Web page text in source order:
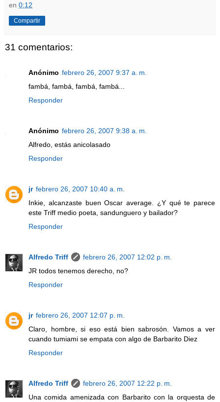
en 0:12
Compartir
31 comentarios:
Anónimo febrero 26, 2007 9:37 a. m.
fambá, fambá, fambá, fambá...
Responder
Anónimo febrero 26, 2007 9:38 a. m.
Alfredo, estás anicolasado
Responder
jr febrero 26, 2007 10:40 a. m.
Inkie, alcanzaste buen Oscar average. ¿Y qué te parece
este Triff medio poeta, sandunguero y bailador?
Responder
Alfredo Triff
febrero 26, 2007 12:02 p. m.
JR todos tenemos derecho, no?
Responder
jr febrero 26, 2007 12:07 p. m.
Claro, hombre, si eso está bien sabrosón. Vamos a ver
cuando tumiami se empata con algo de Barbarito Diez
Responder
Alfredo Triff
febrero 26, 2007 12:22 p. m.
Una comida amenizada con Barbarito con la orquesta de